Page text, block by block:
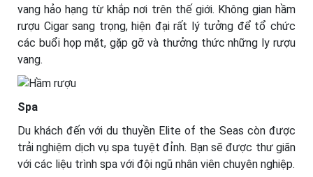
vang hảo hạng từ khắp nơi trên thế giới. Không gian hầm
rượu Cigar sang trọng, hiện đại rất lý tưởng để tổ chức
các buổi họp mặt, gặp gỡ và thưởng thức những ly rượu
vang.
Spa
Du khách đến với du thuyền Elite of the Seas còn được
trải nghiệm dịch vụ spa tuyệt đỉnh. Bạn sẽ được thư giãn
với các liệu trình spa với đội ngũ nhân viên chuyên nghiệp.